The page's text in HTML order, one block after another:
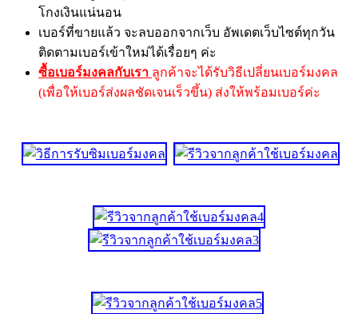
โกงเงินแน่นอน
เบอร์ที่ขายแล้ว จะลบออกจากเว็บ อัพเดตเว็บไซต์ทุกวัน
ติดตามเบอร์เข้าใหม่ได้เรื่อยๆ ค่ะ
ซื้อเบอร์มงคลกับเรา ลูกค้าจะได้รับวิธีเปลี่ยนเบอร์มงคล
(เพื่อให้เบอร์ส่งผลชัดเจนเร็วขึ้น) ส่งให้พร้อมเบอร์ค่ะ